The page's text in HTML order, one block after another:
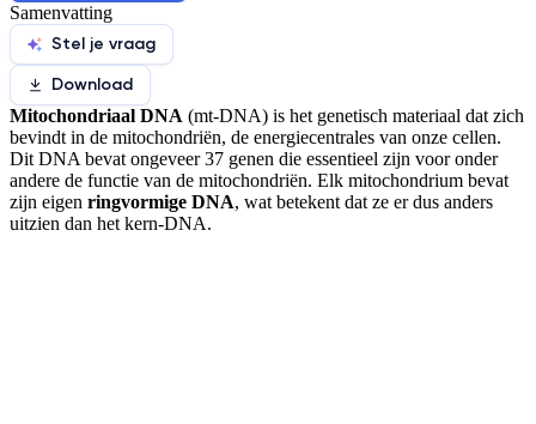
Samenvatting
Stel je vraag
Download
Mitochondriaal DNA (mt-DNA) is het genetisch materiaal dat zich
bevindt in de mitochondriën, de energiecentrales van onze cellen.
Dit DNA bevat ongeveer 37 genen die essentieel zijn voor onder
andere de functie van de mitochondriën. Elk mitochondrium bevat
zijn eigen ringvormige DNA, wat betekent dat ze er dus anders
uitzien dan het kern-DNA.